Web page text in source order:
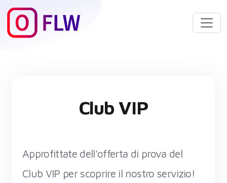
Club VIP
Approfittate dell'offerta di prova del
Club VIP per scoprire il nostro servizio!